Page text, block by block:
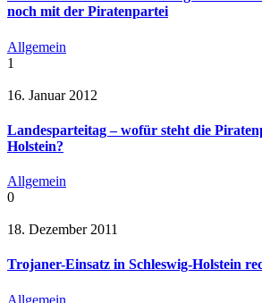
noch mit der Piratenpartei
Allgemein
1
16. Januar 2012
Landesparteitag – wofür steht die
Holstein?
Allgemein
0
18. Dezember 2011
Trojaner-Einsatz in Schleswig-Holstein
Allgemein